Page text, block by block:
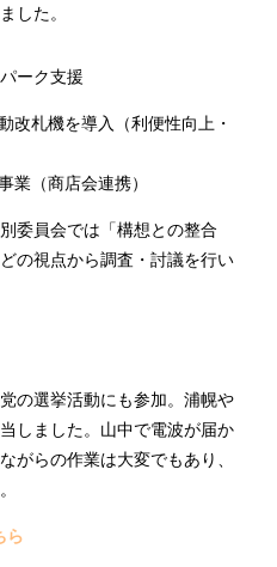
した。
ーク支援
改札機を導入（利便性向上・
業（商店会連携）
委員会では「構想との整合
の視点から調査・討議を行い
の選挙活動にも参加。浦幌や
しました。山中で電波が届か
がらの作業は大変でもあり、
ら